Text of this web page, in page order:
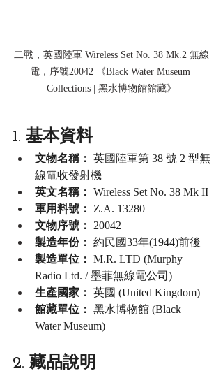
二戰，英國陸軍 Wireless Set No. 38 Mk.2 無線
電，序號20042 《Black Water Museum
Collections | 黑水博物館館藏》
1. 基本資料
文物名稱： 英國陸軍第 38 號 2 型無
線電收發射機
英文名稱： Wireless Set No. 38 Mk II
軍用料號：
Z.A. 13280
文物序號：
20042
製造年份： 約民國33年(1944)前後
製造單位： M.R. LTD (Murphy
Radio Ltd. / 墨菲無線電公司)
生產國家： 英國 (United Kingdom)
館藏單位： 黑水博物館 (Black
Water Museum)
2. 藏品說明